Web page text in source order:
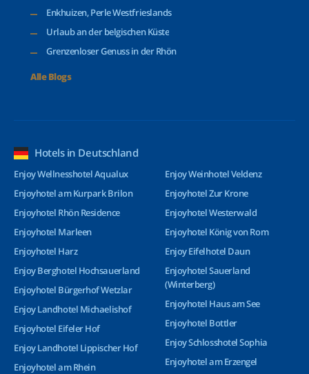
Enkhuizen, Perle Westfrieslands
Urlaub an der belgischen Küste
Grenzenloser Genuss in der Rhön
Alle Blogs
Hotels in Deutschland
Enjoy Wellnesshotel Aqualux
Enjoyhotel am Kurpark Brilon
Enjoyhotel Rhön Residence
Enjoyhotel Marleen
Enjoyhotel Harz
Enjoy Berghotel Hochsauerland
Enjoyhotel Bürgerhof Wetzlar
Enjoy Landhotel Michaelishof
Enjoyhotel Eifeler Hof
Enjoy Landhotel Lippischer Hof
Enjoyhotel am Rhein
Enjoy Weinhotel Veldenz
Enjoyhotel Zur Krone
Enjoyhotel Westerwald
Enjoyhotel König von Rom
Enjoy Eifelhotel Daun
Enjoyhotel Sauerland
(Winterberg)
Enjoyhotel Haus am See
Enjoyhotel Bottler
Enjoy Schlosshotel Sophia
Enjoyhotel am Erzengel